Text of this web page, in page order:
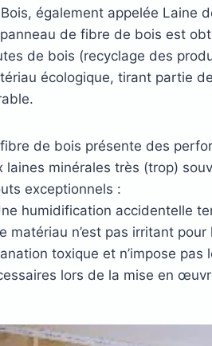
également appelée Laine
de fibre de bois est
de bois (recyclage des
écologique, tirant partie
de bois présente des
laines minérales très (trop)
exceptionnels :
humidification accidentelle
matériau n’est pas irritant
toxique et n’impose
lors de la mise en